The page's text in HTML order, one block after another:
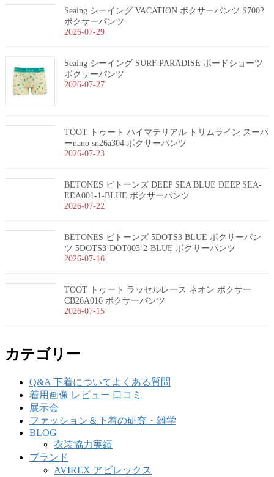
Seaing シーイング VACATION ボクサーパンツ S7002
ボクサーパンツ
2026-07-29
Seaing シーイング SURF PARADISE ボードショーツ
ボクサーパンツ
2026-07-27
TOOT トゥート ハイマテリアル トリムライン スーパ
ーnano sn26a304 ボクサーパンツ
2026-07-23
BETONES ビトーンズ DEEP SEA BLUE DEEP SEA-
EEA001-1-BLUE ボクサーパンツ
2026-07-22
BETONES ビトーンズ 5DOTS3 BLUE ボクサーパン
ツ 5DOTS3-DOT003-2-BLUE ボクサーパンツ
2026-07-16
TOOT トゥート ラッセルレース ネオン ボクサー
CB26A016 ボクサーパンツ
2026-07-15
カテゴリー
Q&A 下着についてよくある質問
着用画像 レビュー 口コミ
展示会
ファッション＆下着の研究・雑学
BLOG
衣装協力実績
ブランド
AVIREX アビレックス